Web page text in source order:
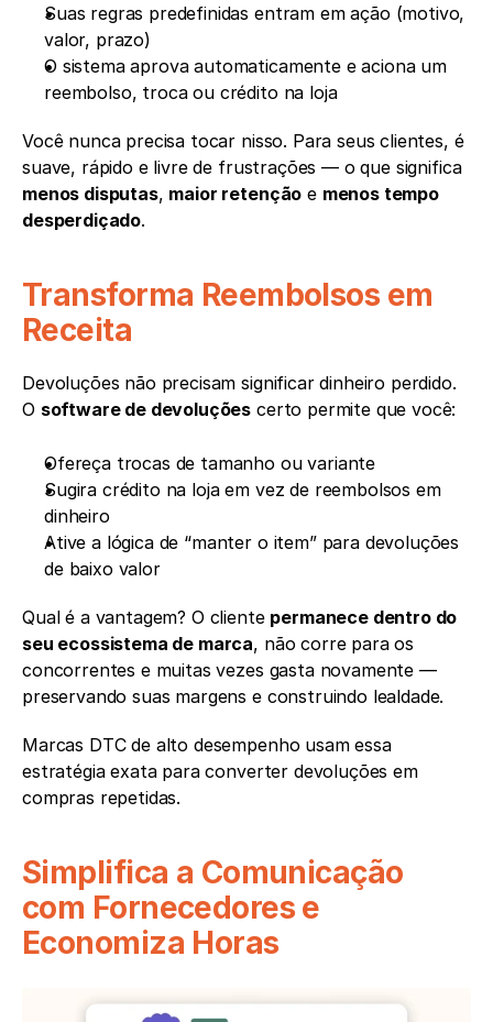
Suas regras predefinidas entram em ação (motivo,
valor, prazo)
O sistema aprova automaticamente e aciona um
reembolso, troca ou crédito na loja
Você nunca precisa tocar nisso. Para seus clientes, é
suave, rápido e livre de frustrações — o que significa
menos disputas, maior retenção e menos tempo
desperdiçado.
Transforma Reembolsos em
Receita
Devoluções não precisam significar dinheiro perdido.
O software de devoluções certo permite que você:
Ofereça trocas de tamanho ou variante
Sugira crédito na loja em vez de reembolsos em
dinheiro
Ative a lógica de “manter o item” para devoluções
de baixo valor
Qual é a vantagem? O cliente permanece dentro do
seu ecossistema de marca, não corre para os
concorrentes e muitas vezes gasta novamente —
preservando suas margens e construindo lealdade.
Marcas DTC de alto desempenho usam essa
estratégia exata para converter devoluções em
compras repetidas.
Simplifica a Comunicação
com Fornecedores e
Economiza Horas